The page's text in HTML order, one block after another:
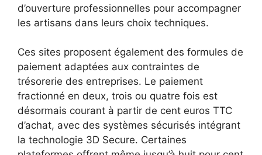
d’ouverture professionnelles pour accompagner
les artisans dans leurs choix techniques.
Ces sites proposent également des formules de
paiement adaptées aux contraintes de
trésorerie des entreprises. Le paiement
fractionné en deux, trois ou quatre fois est
désormais courant à partir de cent euros TTC
d’achat, avec des systèmes sécurisés intégrant
la technologie 3D Secure. Certaines